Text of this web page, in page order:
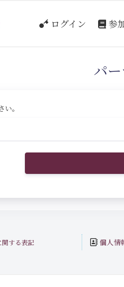
ログイン 参
パ
。
関する表記 個人情